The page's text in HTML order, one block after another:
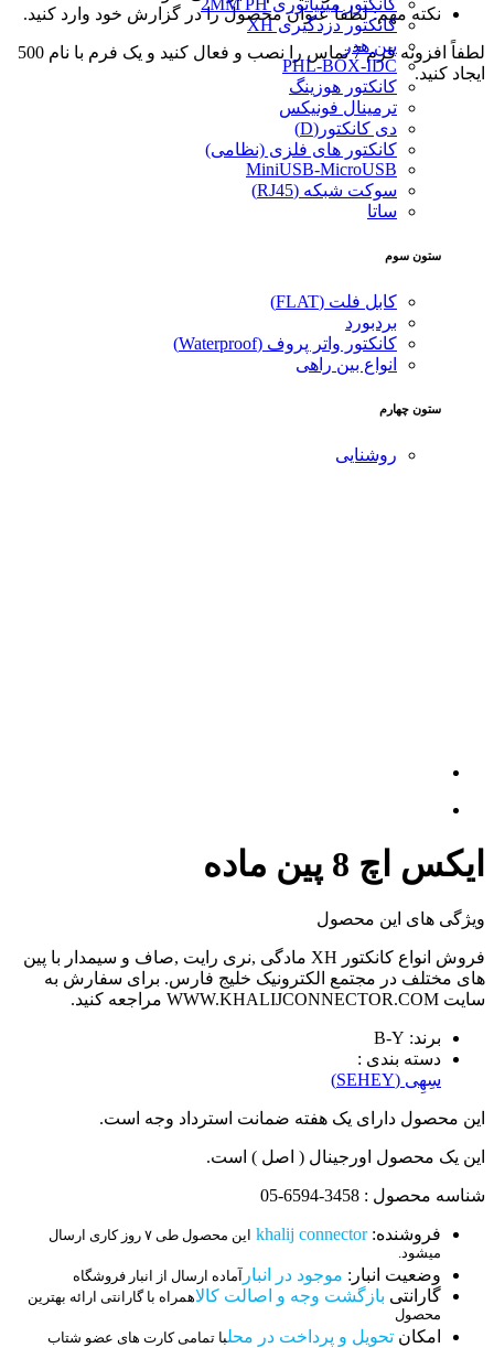
کانکتور دزدگیری XH
پین هدر
PHL-BOX-IDC
کانکتور هوزینگ
ترمینال فونیکس
دی کانکتور(D)
کانکتور های فلزی (نظامی)
MiniUSB-MicroUSB
سوکت شبکه (RJ45)
ساتا
ستون سوم
کابل فلت (FLAT)
بردبورد
کانکتور واتر پروف (Waterproof)
انواع بین راهی
ستون چهارم
روشنایی
نکته مهم: لطفا عنوان محصول را در گزارش خود وارد کنید.
لطفاً افزونه فرم 7 تماس را نصب و فعال کنید و یک فرم با نام 500
ایجاد کنید.
ایکس اچ 8 پین ماده
ویژگی های این محصول
فروش انواع کانکتور XH مادگی ,نری رایت ,صاف و سیمدار با پین
های مختلف در مجتمع الکترونیک خلیج فارس. برای سفارش به
سایت WWW.KHALIJCONNECTOR.COM مراجعه کنید.
برند: B-Y
دسته بندی :
سِهِی (SEHEY)
این محصول دارای یک هفته ضمانت استرداد وجه است.
این یک محصول اورجینال ( اصل ) است.
شناسه محصول : 3458-6594-05
فروشنده:khalij connector این محصول طی ۷ روز کاری ارسال
میشود.
وضعیت انبار: موجود در انبار آماده ارسال از انبار فروشگاه
گارانتی بازگشت وجه و اصالت کالاهمراه با گارانتی ارائه بهترین
محصول
امکان تحویل و پرداخت در محلبا تمامی کارت های عضو شتاب